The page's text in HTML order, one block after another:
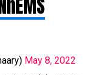
May 8, 2022